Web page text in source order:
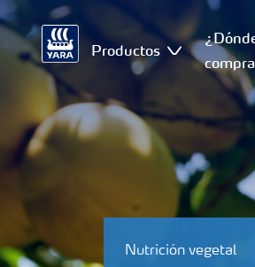
Productos
Nutrición vegetal